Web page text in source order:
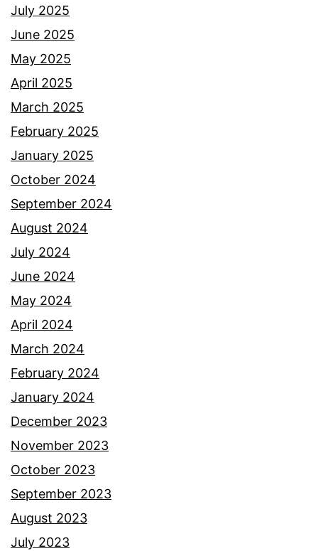
a
m
a
i
y
a
n
g
b
a
n
g
g
a
d
e
n
g
a
n
S
h
i
July 2025
June 2025
May 2025
April 2025
March 2025
February 2025
January 2025
October 2024
September 2024
August 2024
July 2024
June 2024
May 2024
April 2024
March 2024
February 2024
January 2024
December 2023
November 2023
October 2023
September 2023
August 2023
July 2023